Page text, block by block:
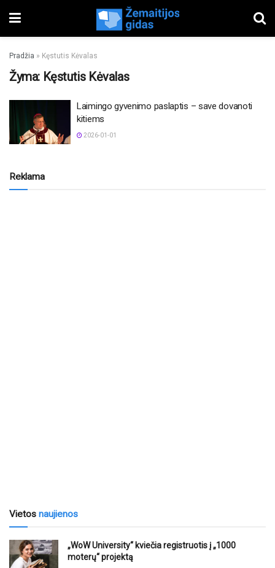
Pradžia » Kęstutis Kėvalas
Žyma: Kęstutis Kėvalas
Laimingo gyvenimo paslaptis – save dovanoti
kitiems
2026-01-01
Reklama
Vietos naujienos
„WoW University“ kviečia registruotis į „1000
moterų“ projektą